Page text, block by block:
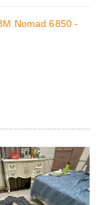
Nomad 6850 -